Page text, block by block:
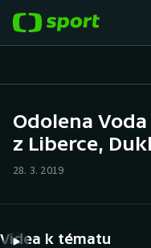
Hokej
Odolena
z Liberce,
28. 3. 2019
Videa k tématu